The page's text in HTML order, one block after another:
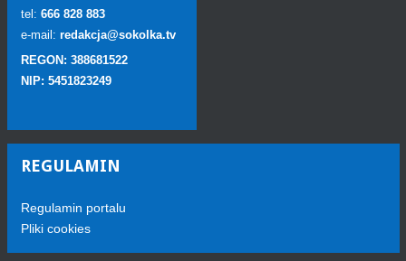
tel: 666 828 883
e-mail: redakcja@sokolka.tv
REGON: 388681522
NIP: 5451823249
REGULAMIN
Regulamin portalu
Pliki cookies